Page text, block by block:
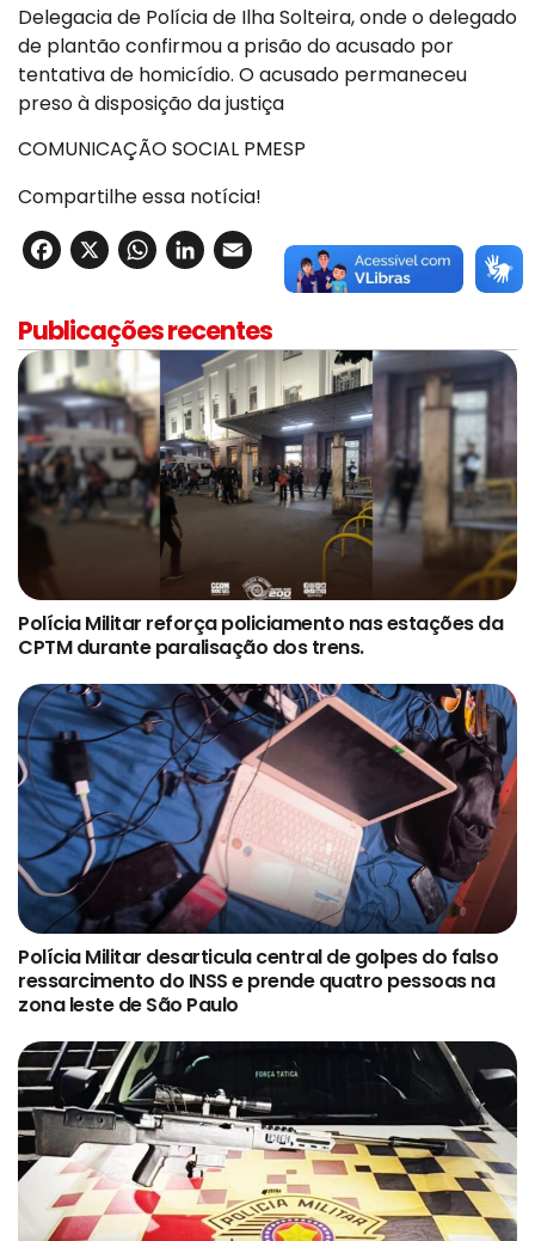
Delegacia de Polícia de Ilha Solteira, onde o delegado
de plantão confirmou a prisão do acusado por
tentativa de homicídio. O acusado permaneceu
preso à disposição da justiça
COMUNICAÇÃO SOCIAL PMESP
Compartilhe essa notícia!
Facebook
X WhatsApp
LinkedIn
Email
Publicações recentes
Polícia Militar reforça policiamento nas estações da
CPTM durante paralisação dos trens.
Polícia Militar desarticula central de golpes do falso
ressarcimento do INSS e prende quatro pessoas na
zona leste de São Paulo